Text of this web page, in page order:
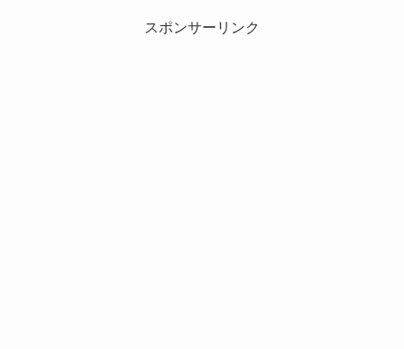
スポンサーリンク